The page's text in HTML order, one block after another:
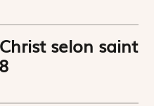
selon saint